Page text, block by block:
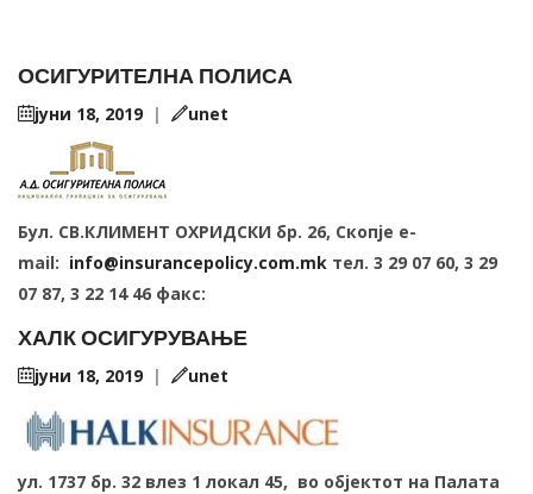
ОСИГУРИТЕЛНА ПОЛИСА
јуни 18, 2019 | unet
Бул. СВ.КЛИМЕНТ ОХРИДСКИ бр. 26, Скопје e-
mail: info@insurancepolicy.com.mk тел. 3 29 07 60, 3 29
07 87, 3 22 14 46 факс:
ХАЛК ОСИГУРУВАЊЕ
јуни 18, 2019 | unet
ул. 1737 бр. 32 влез 1 локал 45, во објектот на Палата